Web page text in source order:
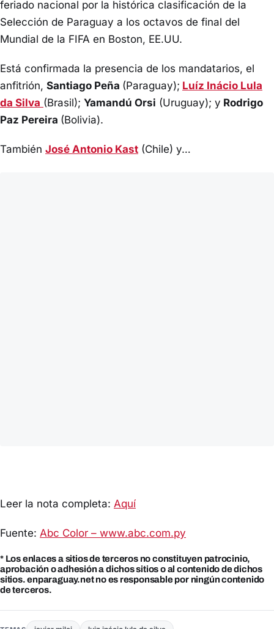
feriado nacional por la histórica clasificación de la
Selección de Paraguay a los octavos de final del
Mundial de la FIFA en Boston, EE.UU.
Está confirmada la presencia de los mandatarios, el
anfitrión, Santiago Peña (Paraguay); Luíz Inácio Lula
da Silva (Brasil); Yamandú Orsi (Uruguay); y Rodrigo
Paz Pereira (Bolivia).
También José Antonio Kast (Chile) y…
Leer la nota completa: Aquí
Fuente: Abc Color – www.abc.com.py
* Los enlaces a sitios de terceros no constituyen patrocinio,
aprobación o adhesión a dichos sitios o al contenido de dichos
sitios. enparaguay.net no es responsable por ningún contenido
de terceros.